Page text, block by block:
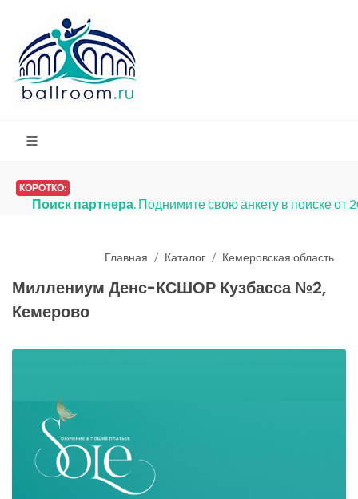
КОРОТКО:
Поиск партнера. Поднимите свою анкету в поиске от
Главная Каталог Кемеровская область
Миллениум Денс-КСШОР Кузбасса №2,
Кемерово